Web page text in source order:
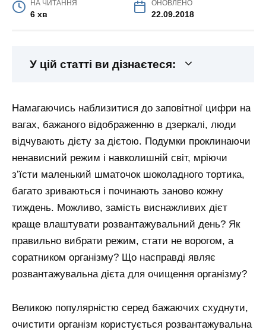
НА ЧИТАННЯ
6 хв
ОНОВЛЕНО
22.09.2018
У цій статті ви дізнаєтеся:
Намагаючись наблизитися до заповітної цифри на
вагах, бажаного відображенню в дзеркалі, люди
відчувають дієту за дієтою. Подумки проклинаючи
ненависний режим і навколишній світ, мріючи
з’їсти маленький шматочок шоколадного тортика,
багато зриваються і починають заново кожну
тиждень. Можливо, замість виснажливих дієт
краще влаштувати розвантажувальний день? Як
правильно вибрати режим, стати не ворогом, а
соратником організму? Що насправді являє
розвантажувальна дієта для очищення організму?
Великою популярністю серед бажаючих схуднути,
очистити організм користується розвантажувальна